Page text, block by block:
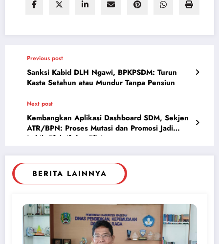
Previous post
Sanksi Kabid DLH Ngawi, BPKPSDM: Turun
Kasta Setahun atau Mundur Tanpa Pensiun
Next post
Kembangkan Aplikasi Dashboard SDM, Sekjen
ATR/BPN: Proses Mutasi dan Promosi Jadi
Lebih Efektif dan Efisien
BERITA LAINNYA